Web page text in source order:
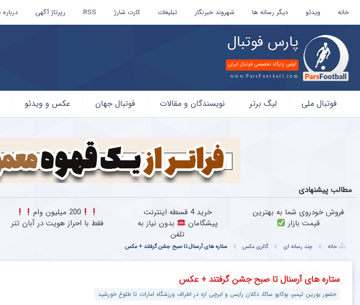
خانه ویدئو دیگر رسانه ها شهروند خبرنگار تبلیغات کارت شارژ RSS رپرتاژ آگهی درباره
پارس فوتبال
اولین پایگاه تخصصی فوتبال ایران
www.ParsFootball.com
فوتبال
فوتبال ملی لیگ برتر نویسندگان و مقالات فوتبال جهان عکس و ویدئو
مطالب پیشنهادی
فروش خودروی شما به بهترین
قیمت بازار
خرید 4 قسطه اینترنت
پیشگامان
بدون نیاز به
تلفن
200 میلیون وام
فقط با احراز هویت در آبان تتر
خانه چند رسانه ای گالری عکس ستاره های آرسنال تا صبح جشن گرفتند + عکس
ستاره های آرسنال تا صبح جشن گرفتند + عکس
حضور یورین تیمبر، بوکایو ساکا، دکلان رایس و ابرچی ازه در اطراف ورزشگاه امارات تا طلوع خورشید